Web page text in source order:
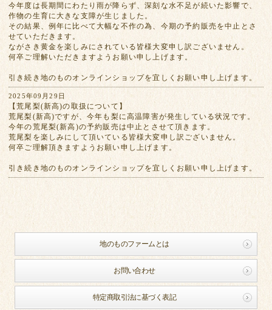
今年度は長期間にわたり雨が降らず、深刻な水不足が続いた影響で、
作物の生育に大きな支障が生じました。
その結果、例年に比べて大幅な不作の為、今期の予約販売を中止とさ
せていただきます。
ながさき黄金を楽しみにされている皆様大変申し訳ございません。
何卒ご理解いただきますようお願い申し上げます。
引き続き地のものオンラインショップを宜しくお願い申し上げます。
2025年09月29日
【荒尾梨(新高)の取扱について】
荒尾梨(新高)ですが、今年も梨に高温障害が発生している状況です。
今年の荒尾梨(新高)の予約販売は中止とさせて頂きます。
荒尾梨を楽しみにして頂いている皆様大変申し訳ございません。
何卒ご理解頂きますようお願い申し上げます。
引き続き地のものオンラインショップを宜しくお願い申し上げます。
地のものファームとは
お問い合わせ
特定商取引法に基づく表記